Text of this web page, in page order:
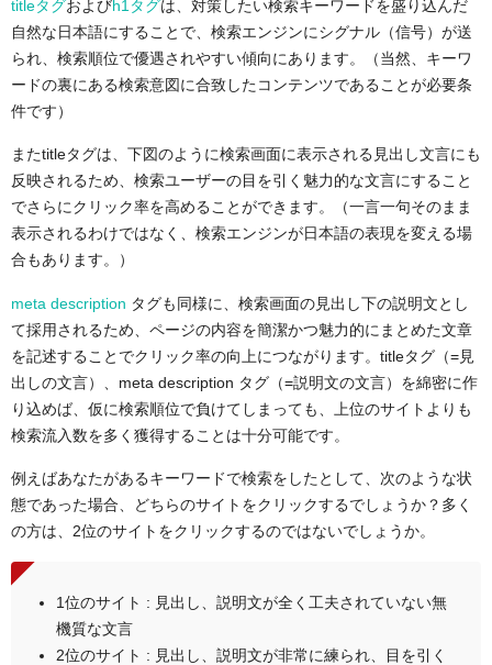
titleタグおよびh1タグは、対策したい検索キーワードを盛り込んだ
自然な日本語にすることで、検索エンジンにシグナル（信号）が送
られ、検索順位で優遇されやすい傾向にあります。（当然、キーワ
ードの裏にある検索意図に合致したコンテンツであることが必要条
件です）
またtitleタグは、下図のように検索画面に表示される見出し文言にも
反映されるため、検索ユーザーの目を引く魅力的な文言にすること
でさらにクリック率を高めることができます。（一言一句そのまま
表示されるわけではなく、検索エンジンが日本語の表現を変える場
合もあります。）
meta description タグも同様に、検索画面の見出し下の説明文とし
て採用されるため、ページの内容を簡潔かつ魅力的にまとめた文章
を記述することでクリック率の向上につながります。titleタグ（=見
出しの文言）、meta description タグ（=説明文の文言）を綿密に作
り込めば、仮に検索順位で負けてしまっても、上位のサイトよりも
検索流入数を多く獲得することは十分可能です。
例えばあなたがあるキーワードで検索をしたとして、次のような状
態であった場合、どちらのサイトをクリックするでしょうか？多く
の方は、2位のサイトをクリックするのではないでしょうか。
1位のサイト : 見出し、説明文が全く工夫されていない無
機質な文言
2位のサイト : 見出し、説明文が非常に練られ、目を引く